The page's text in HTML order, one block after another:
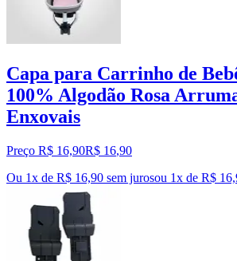
Capa para Carrinho de
100% Algodão Rosa
Enxovais
Preço R$ 16,90R$ 16,90
Ou 1x de R$ 16,90 sem jurosou 1x de R$